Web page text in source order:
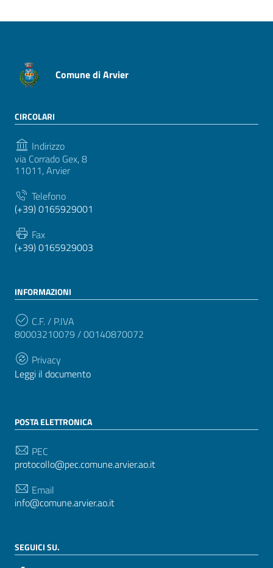
Comune di Arvier
CIRCOLARI
Indirizzo
via Corrado Gex, 8
11011, Arvier
Telefono
(+39) 0165929001
Fax
(+39) 0165929003
INFORMAZIONI
C.F. / P.IVA
80003210079 / 00140870072
Privacy
Leggi il documento
POSTA ELETTRONICA
PEC
protocollo@pec.comune.arvier.ao.it
Email
info@comune.arvier.ao.it
SEGUICI SU.